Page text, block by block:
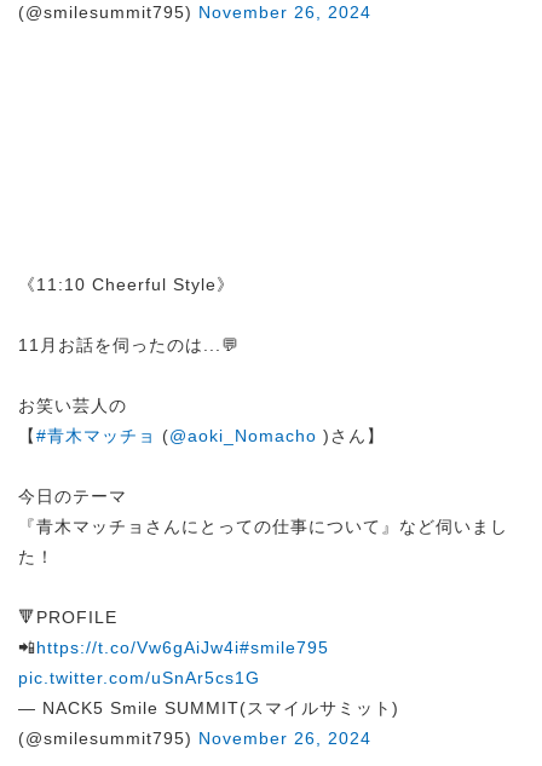
(@smilesummit795) November 26, 2024
《11:10 Cheerful Style》
11月お話を伺ったのは...💬
お笑い芸人の
【#青木マッチョ (@aoki_Nomacho )さん】
今日のテーマ
『青木マッチョさんにとっての仕事について』など伺いまし
た！
🔻PROFILE
📲https://t.co/Vw6gAiJw4i#smile795
pic.twitter.com/uSnAr5cs1G
— NACK5 Smile SUMMIT(スマイルサミット)
(@smilesummit795) November 26, 2024